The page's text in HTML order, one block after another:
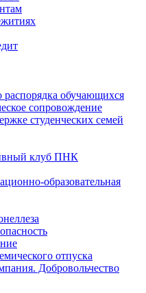
распорядка обучающихся
сопровождение
студенческих семей
клуб ПНК
образовательная
отпуска
Добровольчество